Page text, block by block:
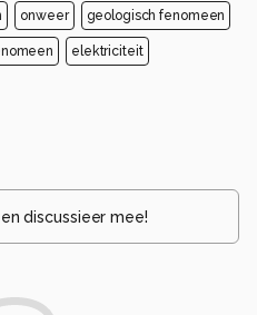
onweer geologisch fenomeen
elektriciteit
en discussieer mee!